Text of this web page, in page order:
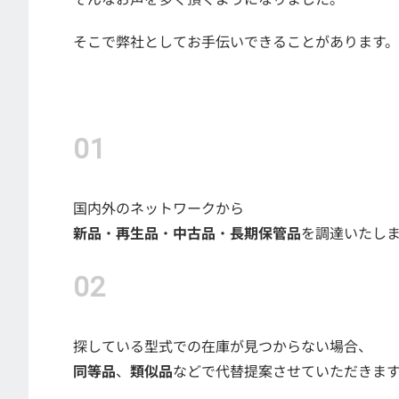
そこで弊社としてお手伝いできることがあります。
国内外のネットワークから
新品 ・ 再生品 ・ 中古品 ・ 長期保管品を調達いたしま
探している型式での在庫が見つからない場合、
同等品、 類似品などで代替提案させていただきます